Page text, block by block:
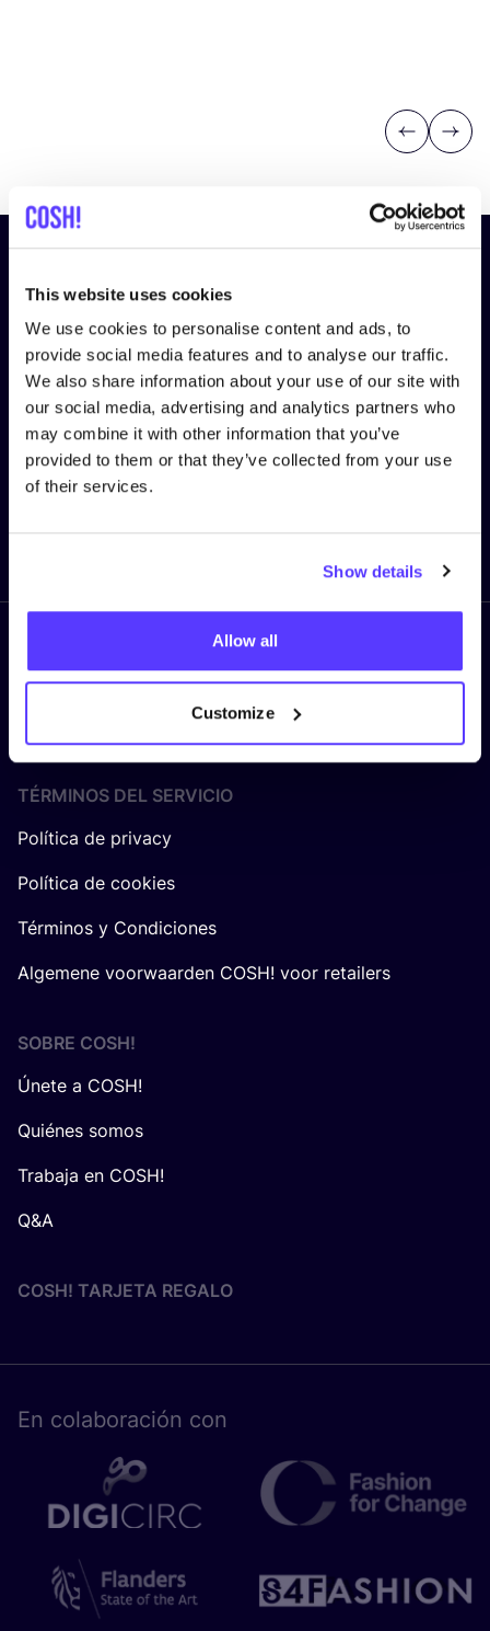
This website uses cookies
We use cookies to personalise content and ads, to
provide social media features and to analyse our traffic.
We also share information about your use of our site with
our social media, advertising and analytics partners who
may combine it with other information that you’ve
provided to them or that they’ve collected from your use
of their services.
Show details
Allow all
Customize
Previous
Next
y mantente informado!
Nombre *
Correo electrónico*
TÉRMINOS DEL SERVICIO
Política de privacy
Política de cookies
Términos y Condiciones
Algemene voorwaarden COSH! voor retailers
SOBRE COSH!
Únete a COSH!
Quiénes somos
Trabaja en COSH!
Q&A
COSH! TARJETA REGALO
En cola­bo­ra­ción con